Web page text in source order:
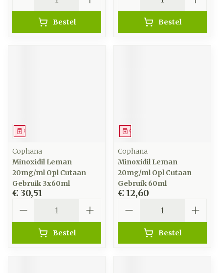
Bestel Bestel
Geneesmiddel
Cophana
Minoxidil Leman
20mg/ml Opl Cutaan
Gebruik 3x60ml
€ 30,51
Bestel
Geneesmiddel
Cophana
Minoxidil Leman
20mg/ml Opl Cutaan
Gebruik 60ml
€ 12,60
Bestel